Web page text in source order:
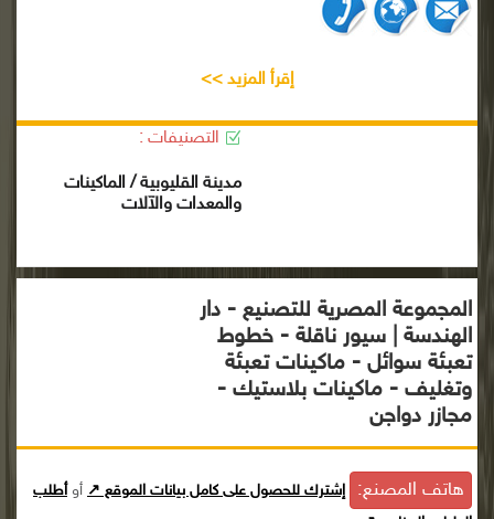
إقرأ المزيد >>
التصنيفات :
مدينة القليوبية / الماكينات
والمعدات والآلات
المجموعة المصرية للتصنيع - دار
الهندسة | سيور ناقلة - خطوط
تعبئة سوائل - ماكينات تعبئة
وتغليف - ماكينات بلاستيك -
مجازر دواجن
هاتف المصنع: إشترك للحصول على كامل بيانات الموقع ↗ أوأطلب